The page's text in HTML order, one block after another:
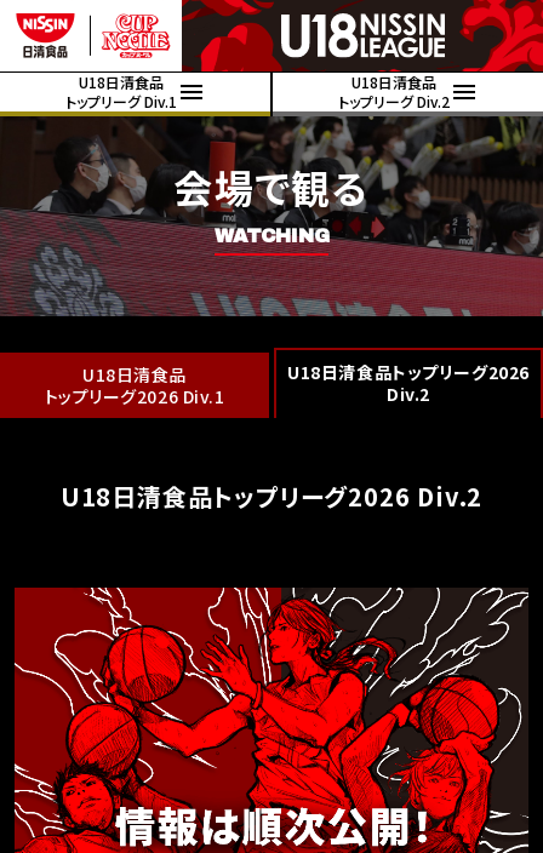
U18日清食品
トップリーグ Div.1
U18日清食品
トップリーグ Div.2
会場で観る
WATCHING
U18日清食品
トップリーグ2026 Div.1
U18日清食品トップリーグ2026
Div.2
U18日清食品トップリーグ2026 Div.2